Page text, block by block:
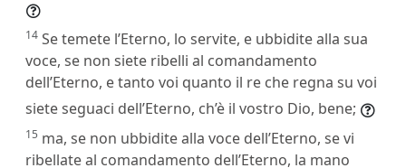
14 Se temete l’Eterno, lo servite, e ubbidite alla sua
voce, se non siete ribelli al comandamento
dell’Eterno, e tanto voi quanto il re che regna su voi
siete seguaci dell’Eterno, ch’è il vostro Dio, bene;
15 ma, se non ubbidite alla voce dell’Eterno, se vi
ribellate al comandamento dell’Eterno, la mano